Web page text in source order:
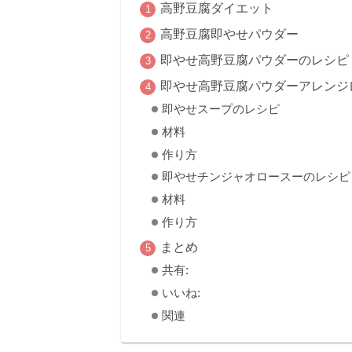
高野豆腐ダイエット
高野豆腐即やせパウダー
即やせ高野豆腐パウダーのレシピ
即やせ高野豆腐パウダーアレン
即やせスープのレシピ
材料
作り方
即やせチンジャオロースーのレシピ
材料
作り方
まとめ
共有:
いいね:
関連